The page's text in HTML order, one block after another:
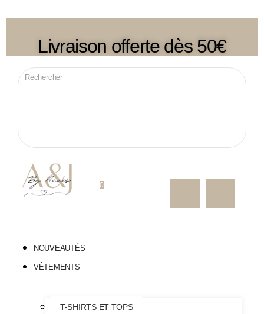
Livraison offerte dès 50€
0
NOUVEAUTÉS
VÊTEMENTS
T-SHIRTS ET TOPS